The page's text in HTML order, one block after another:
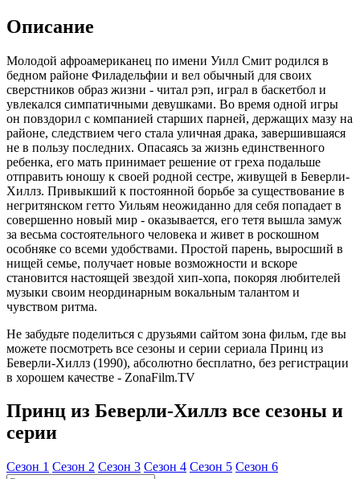
Описание
Молодой афроамериканец по имени Уилл Смит родился в
бедном районе Филадельфии и вел обычный для своих
сверстников образ жизни - читал рэп, играл в баскетбол и
увлекался симпатичными девушками. Во время одной игры
он повздорил с компанией старших парней, держащих мазу на
районе, следствием чего стала уличная драка, завершившаяся
не в пользу последних. Опасаясь за жизнь единственного
ребенка, его мать принимает решение от греха подальше
отправить юношу к своей родной сестре, живущей в Беверли-
Хиллз. Привыкший к постоянной борьбе за существование в
негритянском гетто Уильям неожиданно для себя попадает в
совершенно новый мир - оказывается, его тетя вышла замуж
за весьма состоятельного человека и живет в роскошном
особняке со всеми удобствами. Простой парень, выросший в
нищей семье, получает новые возможности и вскоре
становится настоящей звездой хип-хопа, покоряя любителей
музыки своим неординарным вокальным талантом и
чувством ритма.
Не забудьте поделиться с друзьями сайтом зона фильм, где вы
можете посмотреть все сезоны и серии сериала Принц из
Беверли-Хиллз (1990), абсолютно бесплатно, без регистрации
в хорошем качестве - ZonaFilm.TV
Принц из Беверли-Хиллз все сезоны и
серии
Cезон 1 Cезон 2 Cезон 3 Cезон 4 Cезон 5 Cезон 6